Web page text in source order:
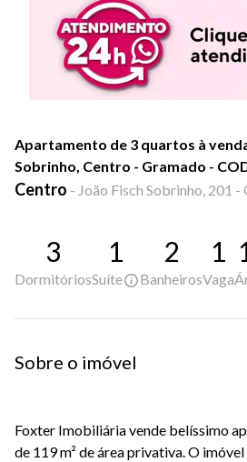
Apartamento de 3 quartos à
Sobrinho, Centro - Gramado -
Centro - João Fisch Sobrinho, 201 -
3
Dormitórios
1
Suíte
2
Banheiros
1
Vaga
Sobre o imóvel
Foxter Imobiliáriavende belíssimo
de 119 m² de área privativa.O